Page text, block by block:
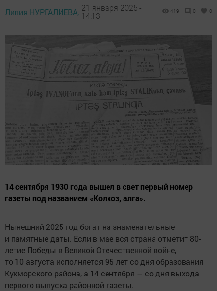
Лилия НУРГАЛИЕВА, 21 января 2025 -
14:13
419 0 0
14 сентября 1930 года вышел в свет первый номер
газеты под названием «Колхоз, алга».
Нынешний 2025 год богат на знаменательные
и памятные даты. Если в мае вся страна отметит 80-
летие Победы в Великой Отечественной войне,
то 10 августа исполняется 95 лет со дня образования
Кукморского района, а 14 сентября — со дня выхода
первого выпуска районной газеты.